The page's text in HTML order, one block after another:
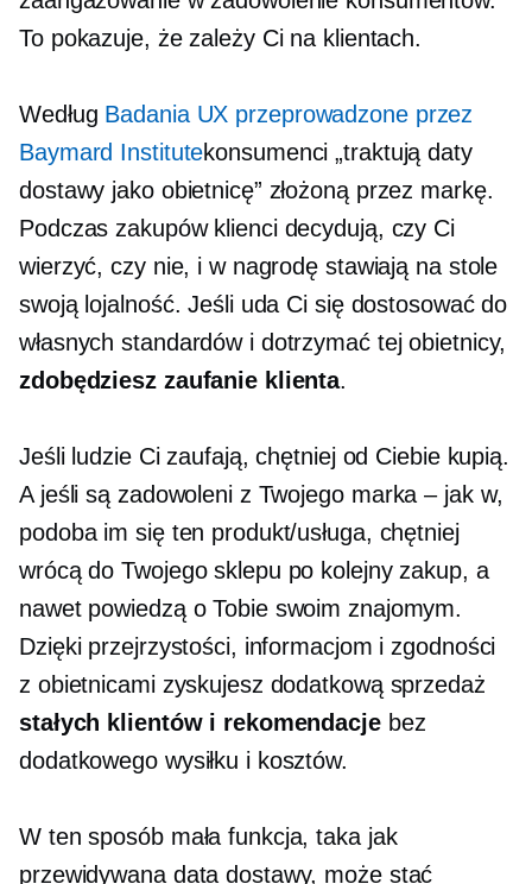
To pokazuje, że zależy Ci na klientach.
Według Badania UX przeprowadzone przez
Baymard Institutekonsumenci „traktują daty
dostawy jako obietnicę” złożoną przez markę.
Podczas zakupów klienci decydują, czy Ci
wierzyć, czy nie, i w nagrodę stawiają na stole
swoją lojalność. Jeśli uda Ci się dostosować do
własnych standardów i dotrzymać tej obietnicy,
zdobędziesz zaufanie klienta.
Jeśli ludzie Ci zaufają, chętniej od Ciebie kupią.
A jeśli są zadowoleni z Twojego marka – jakw,
podoba im się ten produkt/usługa, chętniej
wrócą do Twojego sklepu po kolejny zakup, a
nawet powiedzą o Tobie swoim znajomym.
Dzięki przejrzystości, informacjom i zgodności
z obietnicami zyskujesz dodatkową sprzedaż
stałych klientów i rekomendacjebez
dodatkowego wysiłku i kosztów.
W ten sposób mała funkcja, taka jak
przewidywana data dostawy, może stać